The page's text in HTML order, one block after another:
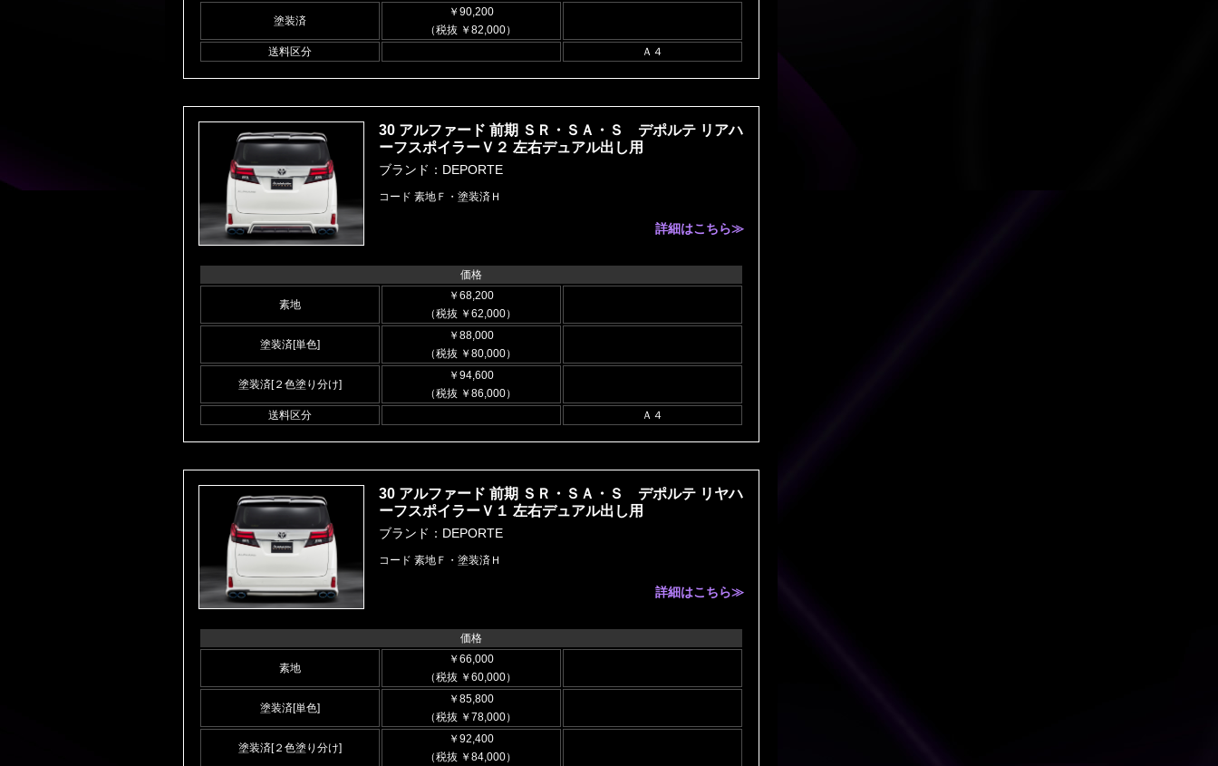
塗装済
￥90,200
（税抜 ￥82,000）
送料区分
Ａ４
30 アルファード 前期 ＳＲ・ＳＡ・Ｓ デポルテ リアハ
ーフスポイラーＶ２ 左右デュアル出し用
ブランド：DEPORTE
コード 素地Ｆ・塗装済Ｈ
詳細はこちら≫
価格
素地
￥68,200
（税抜 ￥62,000）
塗装済[単色]
￥88,000
（税抜 ￥80,000）
塗装済[２色塗り分け]
￥94,600
（税抜 ￥86,000）
送料区分
Ａ４
30 アルファード 前期 ＳＲ・ＳＡ・Ｓ デポルテ リヤハ
ーフスポイラーＶ１ 左右デュアル出し用
ブランド：DEPORTE
コード 素地Ｆ・塗装済Ｈ
詳細はこちら≫
価格
素地
￥66,000
（税抜 ￥60,000）
塗装済[単色]
￥85,800
（税抜 ￥78,000）
塗装済[２色塗り分け]
￥92,400
（税抜 ￥84,000）